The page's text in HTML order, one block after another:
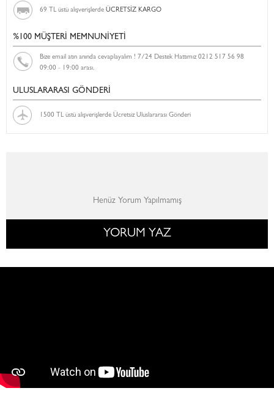
69 TL üstü alışverişlerde ÜCRETSİZ KARGO
%100 MÜŞTERİ MEMNUNİYETİ
Bize email atın anında cevaplayalım ! 7/24 Destek Hattımız 0212 517 56 98
09:00 - 19:00 arası.
ULUSLARARASI GÖNDERİ
1500 TL üstü alışverişlerde Ücretsiz Uluslararası Gönderi
Henüz Yorum Yapılmamış
YORUM YAZ